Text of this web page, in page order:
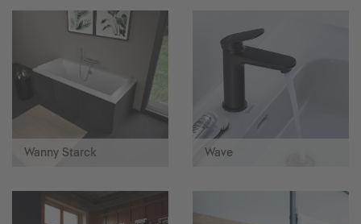
Wanny Starck Wave